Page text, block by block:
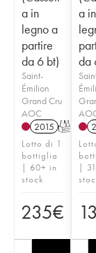
a in
legno a
partire
da 6 bt)
Saint-
Émilion
Grand Cru
AOC
2015 T
Lotto di 1
bottiglia
| 60+ in
stock
235€
a in
da
|